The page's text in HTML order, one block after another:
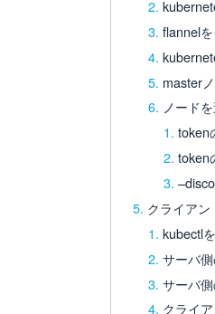
flannel
master
ノード
token
token
クライア
kubectl
サーバ
サーバ
クライ